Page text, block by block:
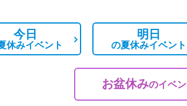
今日
休みイベント
明日
の夏休みイベント
お盆休みのイベ